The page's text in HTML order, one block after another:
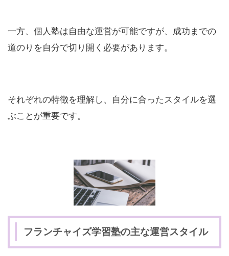
一方、個人塾は自由な運営が可能ですが、成功までの
道のりを自分で切り開く必要があります。
それぞれの特徴を理解し、自分に合ったスタイルを選
ぶことが重要です。
フランチャイズ学習塾の主な運営スタイル